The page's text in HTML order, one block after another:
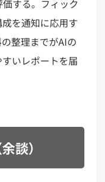
する。フィック
を通知に応用す
整理までがAIの
いレポートを届
談）